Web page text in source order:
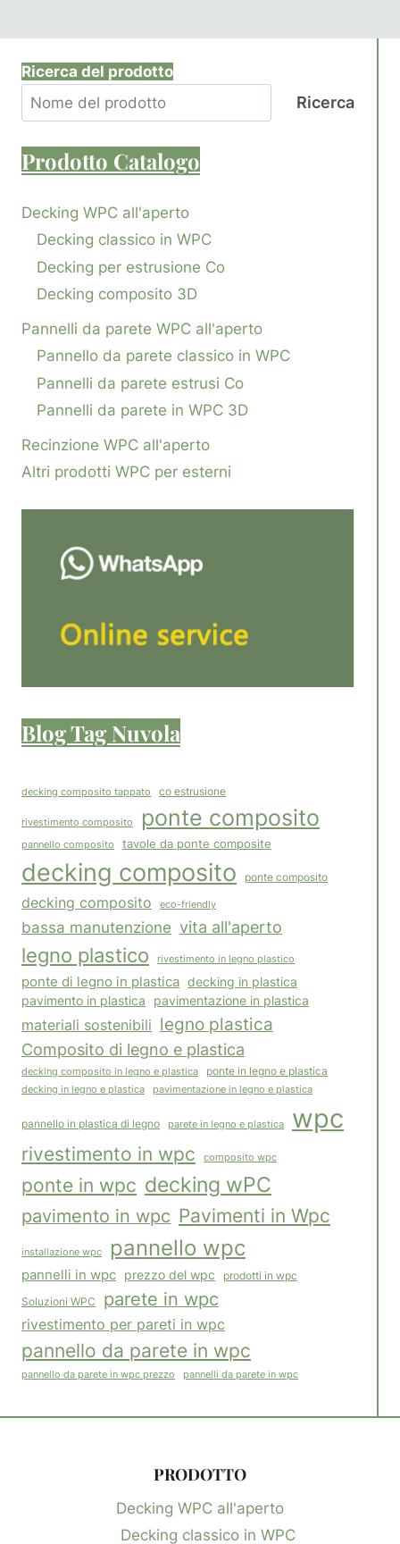
Ricerca del prodotto
Ricerca
Prodotto Catalogo
Decking WPC all'aperto
Decking classico in WPC
Decking per estrusione Co
Decking composito 3D
Pannelli da parete WPC all'aperto
Pannello da parete classico in WPC
Pannelli da parete estrusi Co
Pannelli da parete in WPC 3D
Recinzione WPC all'aperto
Altri prodotti WPC per esterni
Blog Tag Nuvola
decking composito tappato co estrusione
rivestimento composito ponte composito
pannello composito tavole da ponte composite
decking composito ponte composito
decking composito eco-friendly
bassa manutenzione vita all'aperto
legno plastico rivestimento in legno plastico
ponte di legno in plastica decking in plastica
pavimento in plastica pavimentazione in plastica
materiali sostenibili legno plastica
Composito di legno e plastica
decking composito in legno e plastica ponte in legno e plastica
decking in legno e plastica pavimentazione in legno e plastica
pannello in plastica di legno parete in legno e plastica wpc
rivestimento in wpc composito wpc
ponte in wpc decking wPC
pavimento in wpc Pavimenti in Wpc
installazione wpc pannello wpc
pannelli in wpc prezzo del wpc
prodotti in wpc
Soluzioni WPC
parete in wpc
rivestimento per pareti in wpc
pannello da parete in wpc
pannello da parete in wpc prezzo pannelli da parete in wpc
PRODOTTO
Decking WPC all'aperto
Decking classico in WPC